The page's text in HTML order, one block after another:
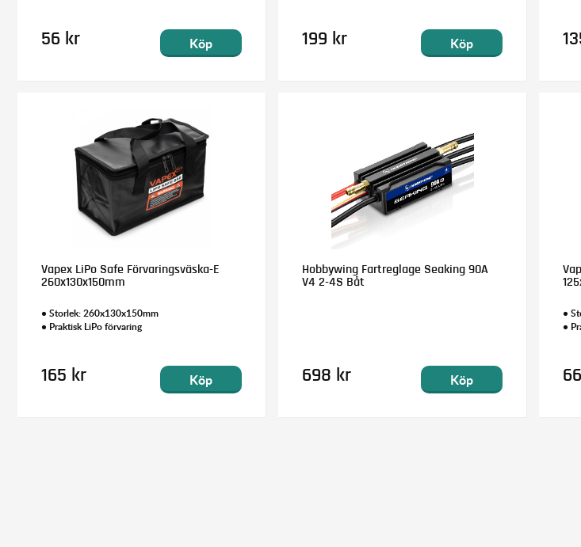
56 kr Köp 199 kr Köp
Vapex LiPo Safe Förvaringsväska-E
260x130x150mm
• Storlek: 260x130x150mm
• Praktisk LiPo förvaring
165 kr Köp
Hobbywing Fartreglage Seaking 90A
V4 2-4S Båt
698 kr Köp
•
•